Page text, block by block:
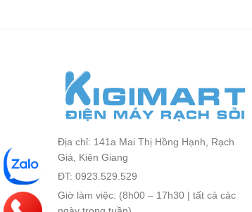
Địa chỉ: 141a Mai Thị Hồng Hạnh, Rạch
Giá, Kiên Giang
ĐT: 0923.529.529
Giờ làm việc: (8h00 – 17h30 | tất cả các